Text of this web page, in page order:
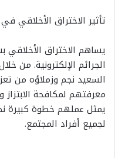
تأثير الاختراق الأخلاقي
يساهم الاختراق
الجرائم الإلكترونية. من
السعيد نجم وزملاؤه من
معرفتهم لمكافحة الابتزاز
يمثل عملهم خطوة كبيرة
لجميع أفراد المجتمع.